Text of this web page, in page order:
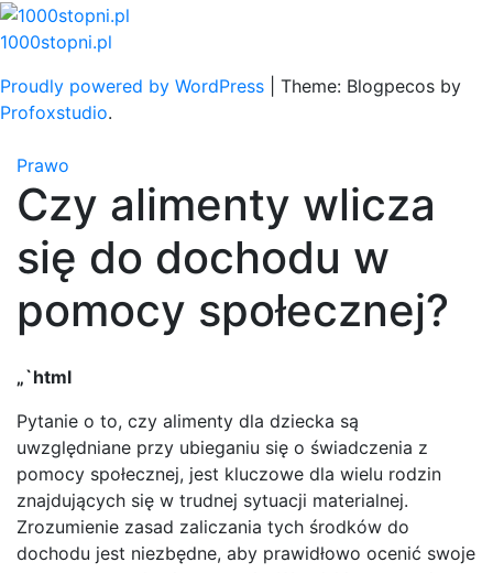
Skip
to
1000stopni.pl
Proudly powered by WordPress
Theme: Blogpecos by
Profoxstudio.
Prawo
Czy alimenty wlicza
się do dochodu w
pomocy społecznej?
„`html
Pytanie o to, czy alimenty dla dziecka są
uwzględniane przy ubieganiu się o świadczenia z
pomocy społecznej, jest kluczowe dla wielu rodzin
znajdujących się w trudnej sytuacji materialnej.
Zrozumienie zasad zaliczania tych środków do
dochodu jest niezbędne, aby prawidłowo ocenić swoje